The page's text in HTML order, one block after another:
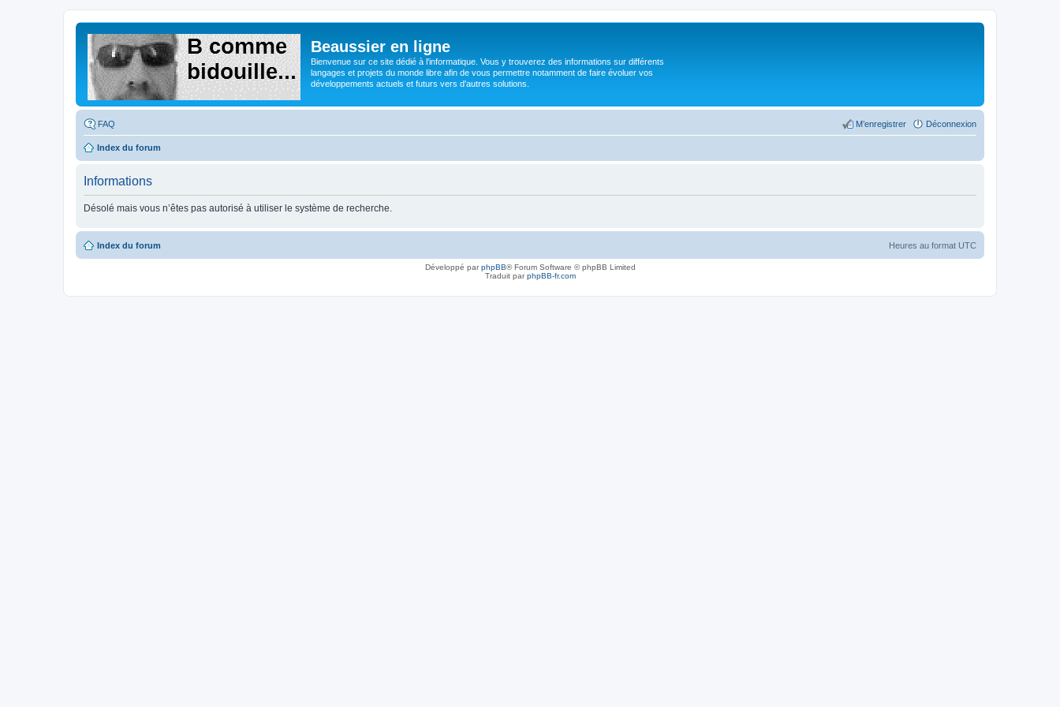
Beaussier en ligne
Bienvenue sur ce site dédié à l'informatique. Vous y trouverez des informations sur différents
langages et projets du monde libre afin de vous permettre notamment de faire évoluer vos
développements actuels et futurs vers d'autres solutions.
FAQ Déconnexion
M’enregistrer
Index du forum
Informations
Désolé mais vous n’êtes pas autorisé à utiliser le système de recherche.
Index du forum Heures au format UTC
Développé parphpBB® Forum Software © phpBB Limited
Traduit parphpBB-fr.com